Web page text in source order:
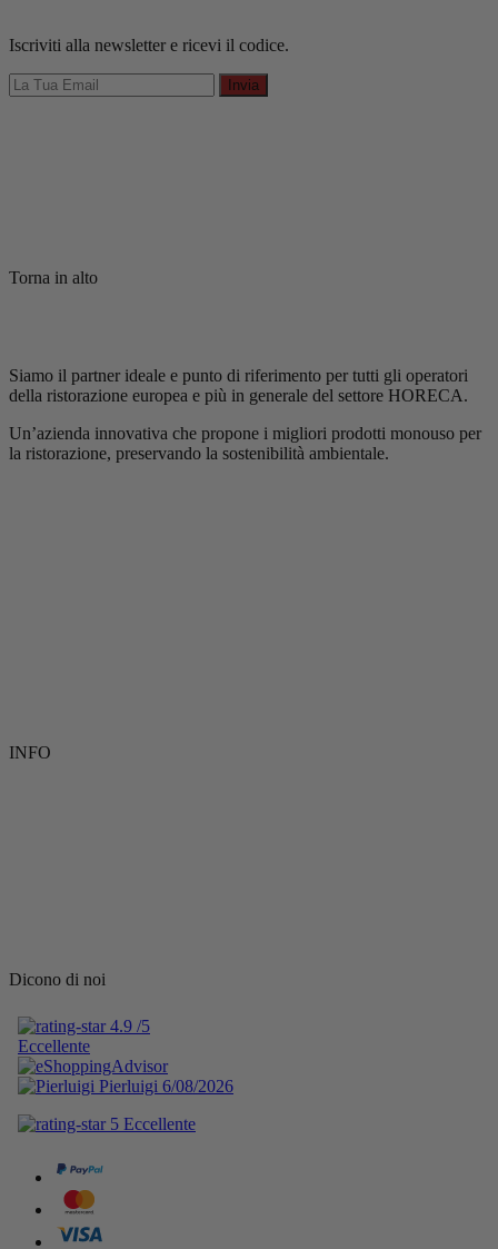
Iscriviti alla newsletter e ricevi il codice.
Invia
Torna in alto
Siamo il partner ideale e punto di riferimento per tutti gli operatori
della ristorazione europea e più in generale del settore HORECA.
Un’azienda innovativa che propone i migliori prodotti monouso per
la ristorazione, preservando la sostenibilità ambientale.
INFO
Dicono di noi